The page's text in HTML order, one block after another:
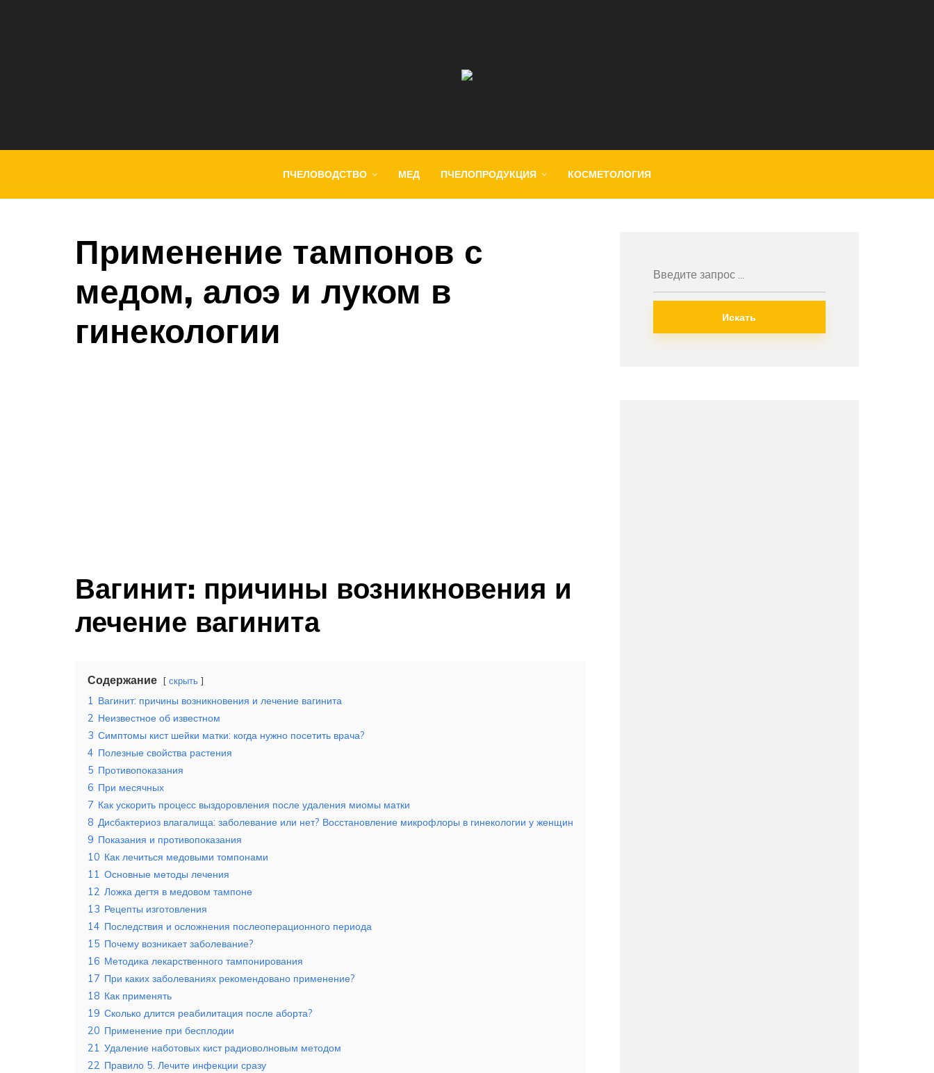
ПЧЕЛОВОДСТВО МЕД ПЧЕЛОПРОДУКЦИЯ КОСМЕТОЛОГИЯ
Применение тампонов с
медом, алоэ и луком в
гинекологии
Вагинит: причины возникновения и
лечение вагинита
Содержание скрыть
1 Вагинит: причины возникновения и лечение вагинита
2 Неизвестное об известном
3 Симптомы кист шейки матки: когда нужно посетить врача?
4 Полезные свойства растения
5 Противопоказания
6 При месячных
7 Как ускорить процесс выздоровления после удаления миомы матки
8 Дисбактериоз влагалища: заболевание или нет? Восстановление микрофлоры в гинекологии у женщин
9 Показания и противопоказания
10 Как лечиться медовыми томпонами
11 Основные методы лечения
12 Ложка дегтя в медовом тампоне
13 Рецепты изготовления
14 Последствия и осложнения послеоперационного периода
15 Почему возникает заболевание?
16 Методика лекарственного тампонирования
17 При каких заболеваниях рекомендовано применение?
18 Как применять
19 Сколько длится реабилитация после аборта?
20 Применение при бесплодии
21 Удаление наботовых кист радиоволновым методом
22 Правило 5. Лечите инфекции сразу
Искать